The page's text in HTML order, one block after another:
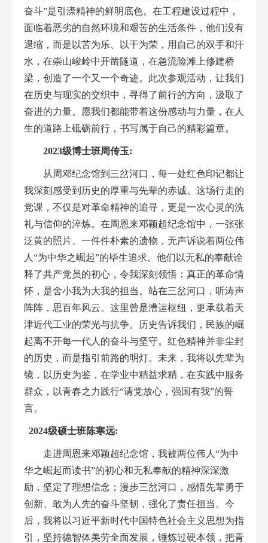
奋斗”是引滦精神的鲜明底色。在工程建设过程中，
面临着恶劣的自然环境和艰苦的生活条件，他们没有
退缩，而是以苦为乐、以干为荣，用自己的双手和汗
水，在崇山峻岭中开凿隧道，在急流险滩上修建桥
梁，创造了一个又一个奇迹。此次参观活动，让我们
在历史与现实的交织中，寻得了前行的方向，汲取了
奋进的力量。愿我们都能带着这份感动与力量，在人
生的道路上砥砺前行，书写属于自己的精彩篇章。
2023级博士班周传玉:
从周邓纪念馆到三岔河口，每一处红色印记都让
我深刻感受到历史的厚重与先辈的赤诚。这场行走的
党课，不仅是对革命精神的追寻，更是一次心灵的洗
礼与信仰的淬炼。在周恩来邓颖超纪念馆中，一张张
泛黄的照片、一件件朴素的遗物，无声诉说着两位伟
人“为中华之崛起”的毕生追求。他们以无私的奉献诠
释了共产党员的初心，令我深刻领悟：真正的革命情
怀，是舍小我为大我的担当。站在三岔河口，听涛声
阵阵，思百年风云。这里曾是漕运枢纽，更承载着天
津近代工业的荣光与抗争。历史告诉我们，民族的崛
起离不开每一代人的奋斗与坚守。红色精神并非尘封
的历史，而是指引前路的明灯。未来，我将以先辈为
镜，以历史为鉴，在学业中精益求精，在实践中服务
群众，以青春之力践行“请党放心，强国有我”的誓
言。
2024级硕士班陈寒远:
走进周恩来邓颖超纪念馆，我被两位伟人“为中
华之崛起而读书”的初心和无私奉献的精神深深激
励，坚定了理想信念；漫步三岔河口，感悟先辈勇于
创新、敢为人先的奋斗坚韧，强化了责任担当。今
后，我将以习近平新时代中国特色社会主义思想为指
引，坚持德智体美劳全面发展，锤炼过硬本领，把青